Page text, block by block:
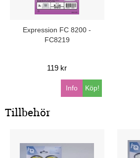
Expression FC 8200 -
FC8219
119 kr
Köp!
Info
Tillbehör